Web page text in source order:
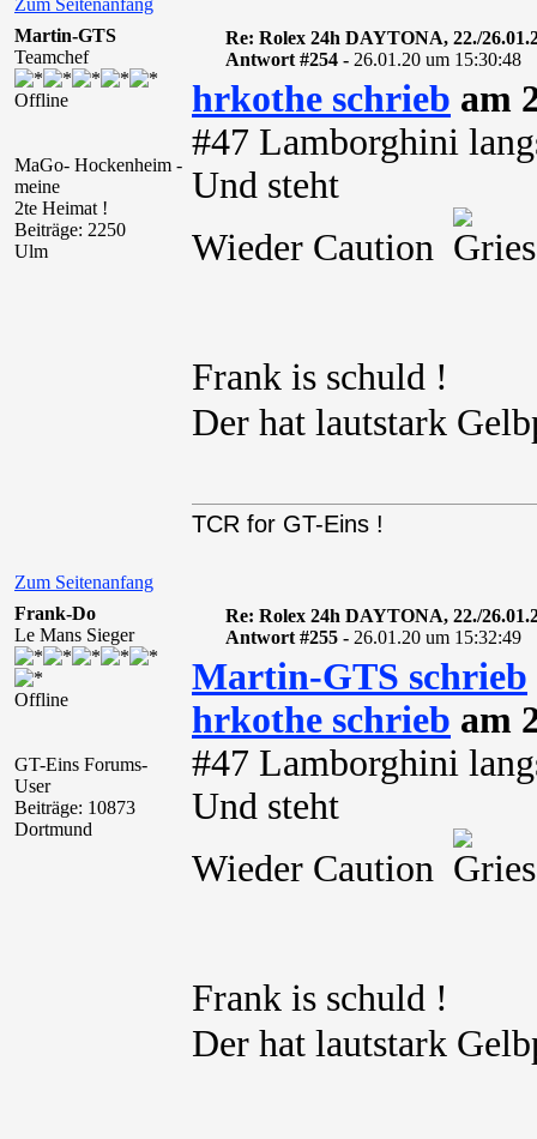
Zum Seitenanfang
Martin-GTS
Teamchef
Offline
MaGo- Hockenheim -
meine
2te Heimat !
Beiträge: 2250
Ulm
Re: Rolex 24h DAYTONA, 22./
Antwort #254 - 26.01.20 um 15:30:48
hrkothe schrieb am
#47 Lamborghini
Und steht
Wieder Caution
Frank is schuld !
Der hat lautstark
Zum Seitenanfang
TCR for GT-Eins !
Frank-Do
Le Mans Sieger
Offline
GT-Eins Forums-
User
Beiträge: 10873
Dortmund
Re: Rolex 24h DAYTONA, 22./
Antwort #255 - 26.01.20 um 15:32:49
Martin-GTS schrieb
hrkothe schrieb am
#47 Lamborghini
Und steht
Wieder Caution
Frank is schuld !
Der hat lautstark